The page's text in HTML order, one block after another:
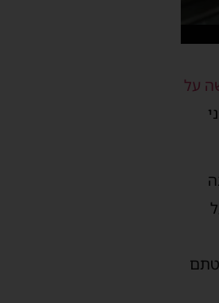
על